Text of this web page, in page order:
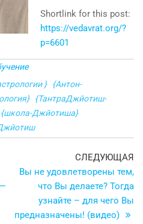
Shortlink for this post:
https://vedavrat.org/?
p=6601
}
{Антон-
{ТантраДжйотиш-
{школа-Джйотиша}
СЛЕДУЮЩАЯ
Вы не удовлетворены тем,
что Вы делаете? Тогда
узнайте – для чего Вы
предназначены! (видео)